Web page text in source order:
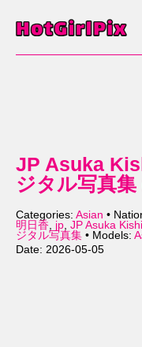
JP Asuka
ジタル写真集
Categories: Asian •
明日香, jp, JP Asuka
ジタル写真集 • Models:
Date: 2026-05-05